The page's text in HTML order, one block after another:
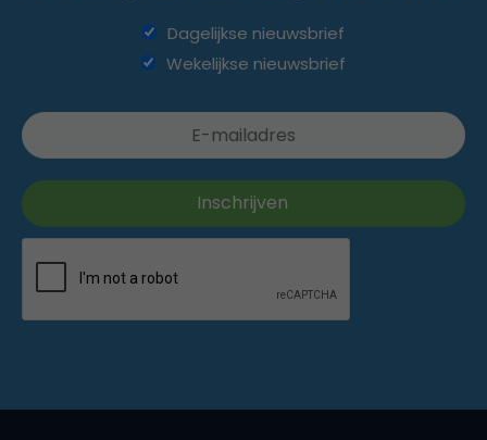
Dagelijkse nieuwsbrief
Wekelijkse nieuwsbrief